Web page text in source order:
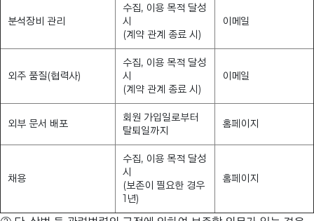
분석장비 관리
수집, 이용 목적 달성
시
(계약 관계 종료 시)
이메일
외주 품질(협력사)
수집, 이용 목적 달성
시
(계약 관계 종료 시)
이메일
외부 문서 배포
회원 가입일로부터
탈퇴일까지
홈페이지
채용
수집, 이용 목적 달성
시
(보존이 필요한 경우
1년)
홈페이지